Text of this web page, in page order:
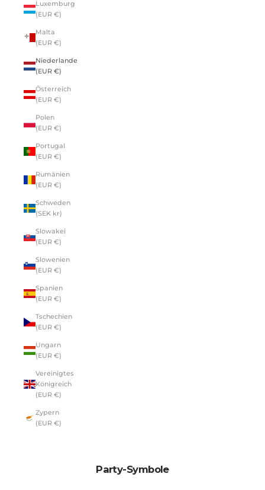
Luxemburg
(EUR €)
Malta
(EUR €)
Niederlande
(EUR €)
Österreich
(EUR €)
Polen
(EUR €)
Portugal
(EUR €)
Rumänien
(EUR €)
Schweden
(SEK kr)
Slowakei
(EUR €)
Slowenien
(EUR €)
Spanien
(EUR €)
Tschechien
(EUR €)
Ungarn
(EUR €)
Vereinigtes
Königreich
(EUR €)
Zypern
(EUR €)
Party-Symbole